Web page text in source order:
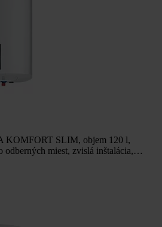
KOMFORT SLIM, objem 120 l,
miest, zvislá inštalácia,…